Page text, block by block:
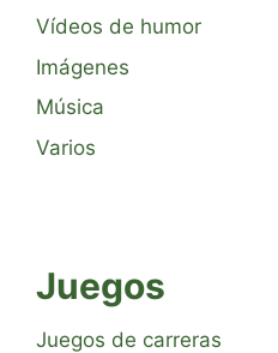
Vídeos de humor
Imágenes
Música
Varios
Juegos
Juegos de carreras